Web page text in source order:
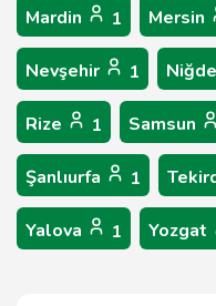
Mardin 1 Mersin
Nevşehir 1 Niğde
Rize 1 Samsun
Şanlıurfa 1
Yalova 1 Yozgat